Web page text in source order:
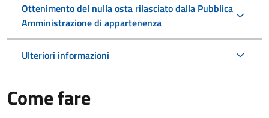
Ottenimento del nulla osta rilasciato dalla Pubblica
Amministrazione di appartenenza
Ulteriori informazioni
Come fare